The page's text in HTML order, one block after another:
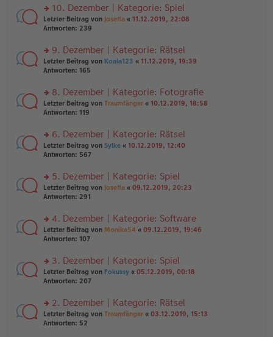
tr
a
g
e
n
er
tr
a
g
n
g
el
e
n
er
tr
a
g
rs
te
n
g
el
e
n
er
tr
a
g
10. Dezember | Kategorie: Spiel
Letzter Beitrag von Josefia « 11.12.2019, 22:08
Antworten: 239
rs
te
n
g
el
e
n
er
tr
a
g
9. Dezember | Kategorie: Rätsel
Letzter Beitrag von Koala123 « 11.12.2019, 19:39
Antworten: 165
rs
te
n
g
el
e
n
er
tr
a
g
8. Dezember | Kategorie: Fotografie
Letzter Beitrag von Traumfänger « 10.12.2019, 18:58
Antworten: 119
rs
te
n
g
el
e
n
er
tr
a
g
6. Dezember | Kategorie: Rätsel
Letzter Beitrag von Sylke « 10.12.2019, 12:40
Antworten: 567
rs
te
n
g
el
e
n
er
tr
a
g
5. Dezember | Kategorie: Spiel
Letzter Beitrag von Josefia « 09.12.2019, 20:23
Antworten: 291
rs
te
n
g
el
e
n
er
4. Dezember | Kategorie: Software
Letzter Beitrag von Monika54 « 09.12.2019, 19:46
Antworten: 107
rs
te
n
g
el
3. Dezember | Kategorie: Spiel
Letzter Beitrag von Fokussy « 05.12.2019, 00:18
Antworten: 207
rs
te
2. Dezember | Kategorie: Rätsel
Letzter Beitrag von Traumfänger « 03.12.2019, 15:13
Antworten: 52